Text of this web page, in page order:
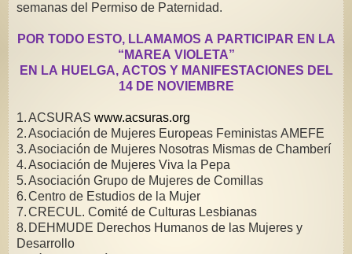
semanas del Permiso de Paternidad.
POR TODO ESTO, LLAMAMOS A PARTICIPAR EN LA
“MAREA VIOLETA”
EN LA HUELGA, ACTOS Y MANIFESTACIONES DEL
14 DE NOVIEMBRE
1.ACSURAS www.acsuras.org
2.Asociación de Mujeres Europeas Feministas AMEFE
3.Asociación de Mujeres Nosotras Mismas de Chamberí
4.Asociación de Mujeres Viva la Pepa
5.Asociación Grupo de Mujeres de Comillas
6.Centro de Estudios de la Mujer
7.CRECUL. Comité de Culturas Lesbianas
8. DEHMUDE Derechos Humanos de las Mujeres y
Desarrollo